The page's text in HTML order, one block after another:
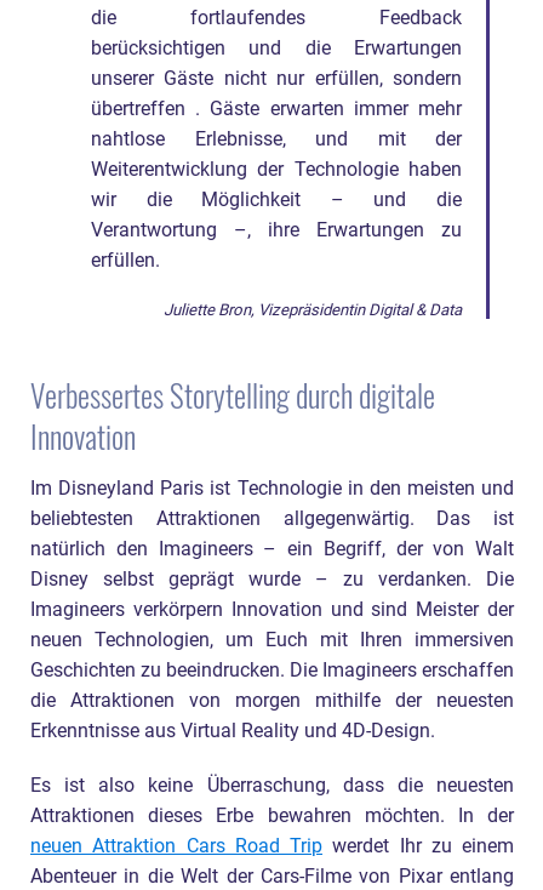
die fortlaufendes Feedback
berücksichtigen und die Erwartungen
unserer Gäste nicht nur erfüllen, sondern
übertreffen . Gäste erwarten immer mehr
nahtlose Erlebnisse, und mit der
Weiterentwicklung der Technologie haben
wir die Möglichkeit – und die
Verantwortung –, ihre Erwartungen zu
erfüllen.
Juliette Bron, Vizepräsidentin Digital & Data
Verbessertes Storytelling durch digitale
Innovation
Im Disneyland Paris ist Technologie in den meisten und
beliebtesten Attraktionen allgegenwärtig. Das ist
natürlich den Imagineers – ein Begriff, der von Walt
Disney selbst geprägt wurde – zu verdanken. Die
Imagineers verkörpern Innovation und sind Meister der
neuen Technologien, um Euch mit Ihren immersiven
Geschichten zu beeindrucken. Die Imagineers erschaffen
die Attraktionen von morgen mithilfe der neuesten
Erkenntnisse aus Virtual Reality und 4D-Design.
Es ist also keine Überraschung, dass die neuesten
Attraktionen dieses Erbe bewahren möchten. In der
neuen Attraktion Cars Road Trip werdet Ihr zu einem
Abenteuer in die Welt der Cars-Filme von Pixar entlang